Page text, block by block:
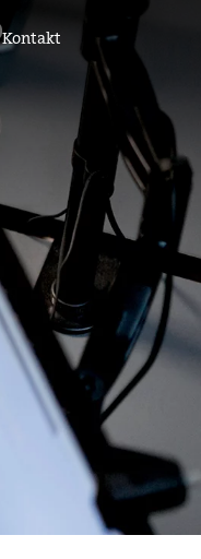
Kontakt